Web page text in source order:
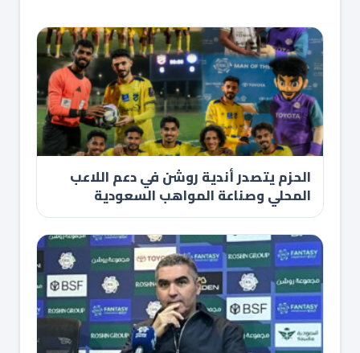
الحزم يتصدر أندية روشن في دعم اللاعب
المحلي وصناعة المواهب السعودية